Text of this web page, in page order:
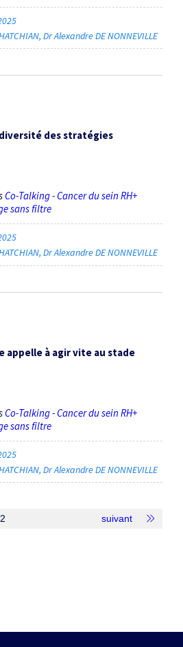
Dr Alexandre DE NONNEVILLE
des stratégies
Co-Talking - Cancer du sein RH+
sans filtre
Dr Alexandre DE NONNEVILLE
appelle à agir vite au stade
Co-Talking - Cancer du sein RH+
sans filtre
Dr Alexandre DE NONNEVILLE
suivant